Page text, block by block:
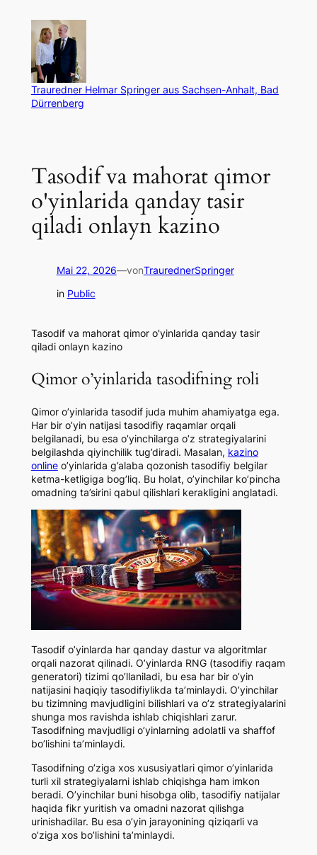
springen
Trauredner Helmar Springer aus Sachsen-Anhalt, Bad
Dürrenberg
Tasodif va mahorat qimor
o'yinlarida qanday tasir
qiladi onlayn kazino
Mai 22, 2026—vonTraurednerSpringer
in Public
Tasodif va mahorat qimor o'yinlarida qanday tasir
qiladi onlayn kazino
Qimor o’yinlarida tasodifning roli
Qimor o’yinlarida tasodif juda muhim ahamiyatga ega.
Har bir o’yin natijasi tasodifiy raqamlar orqali
belgilanadi, bu esa o’yinchilarga o’z strategiyalarini
belgilashda qiyinchilik tug’diradi. Masalan, kazino
onlineo’yinlarida g’alaba qozonish tasodifiy belgilar
ketma-ketligiga bog’liq. Bu holat, o’yinchilar ko’pincha
omadning ta’sirini qabul qilishlari kerakligini anglatadi.
Tasodif o’yinlarda har qanday dastur va algoritmlar
orqali nazorat qilinadi. O’yinlarda RNG (tasodifiy raqam
generatori) tizimi qo’llaniladi, bu esa har bir o’yin
natijasini haqiqiy tasodifiylikda ta’minlaydi. O’yinchilar
bu tizimning mavjudligini bilishlari va o’z strategiyalarini
shunga mos ravishda ishlab chiqishlari zarur.
Tasodifning mavjudligi o’yinlarning adolatli va shaffof
bo’lishini ta’minlaydi.
Tasodifning o’ziga xos xususiyatlari qimor o’yinlarida
turli xil strategiyalarni ishlab chiqishga ham imkon
beradi. O’yinchilar buni hisobga olib, tasodifiy natijalar
haqida fikr yuritish va omadni nazorat qilishga
urinishadilar. Bu esa o’yin jarayonining qiziqarli va
o’ziga xos bo’lishini ta’minlaydi.